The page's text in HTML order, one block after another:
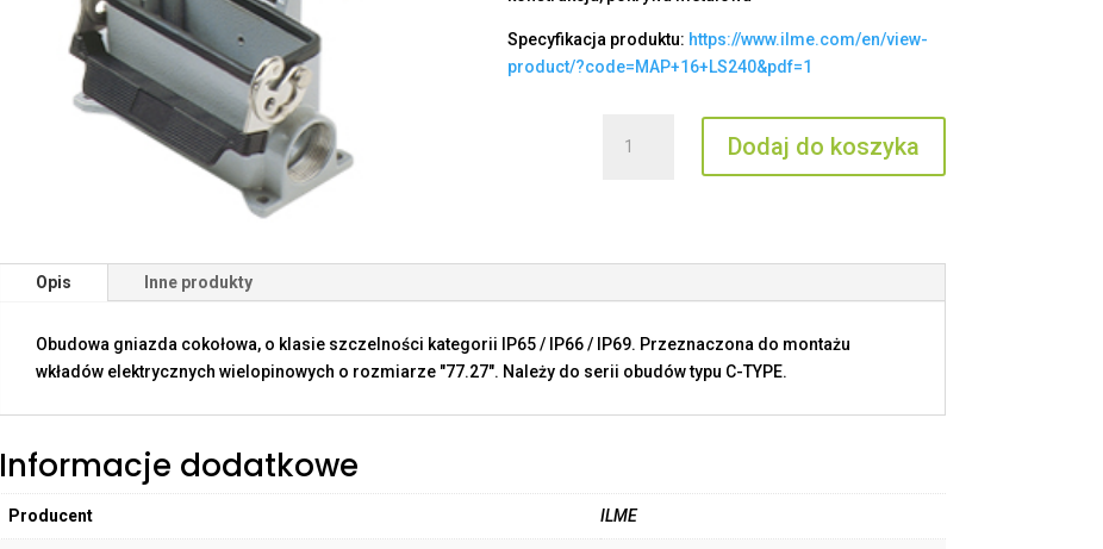
Specyfikacja produktu: https://www.ilme.com/en/view-
product/?code=MAP+16+LS240&pdf=1
MAP
Dodaj do koszyka
Opis Inne produkty
Obudowa gniazda cokołowa, o klasie szczelności kategorii IP65 / IP66 / IP69. Przeznaczona do montażu
wkładów elektrycznych wielopinowych o rozmiarze "77.27". Należy do serii obudów typu C-TYPE.
Informacje dodatkowe
Producent ILME